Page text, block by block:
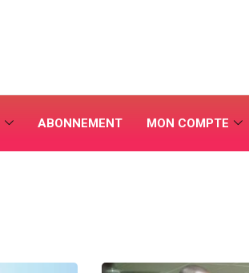
ABONNEMENT MON COMPTE